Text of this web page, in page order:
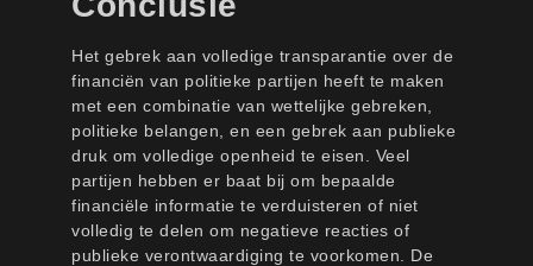
Het gebrek aan volledige transparantie over de
financiën van politieke partijen heeft te maken
met een combinatie van wettelijke gebreken,
politieke belangen, en een gebrek aan publieke
druk om volledige openheid te eisen. Veel
partijen hebben er baat bij om bepaalde
financiële informatie te verduisteren of niet
volledig te delen om negatieve reacties of
publieke verontwaardiging te voorkomen. De